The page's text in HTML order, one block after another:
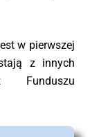
w pierwszej
z innych
Funduszu